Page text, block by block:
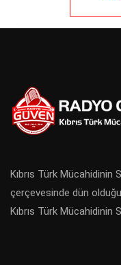
Kıbrıs Türk Mücahidinin
çerçevesinde dün
Kıbrıs Türk